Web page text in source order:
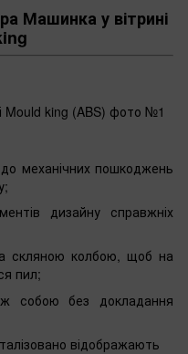
Машинка у вітрині
до механічних пошкоджень
дизайну справжніх
скляною колбою, щоб на
пил;
собою без докладання
відображають